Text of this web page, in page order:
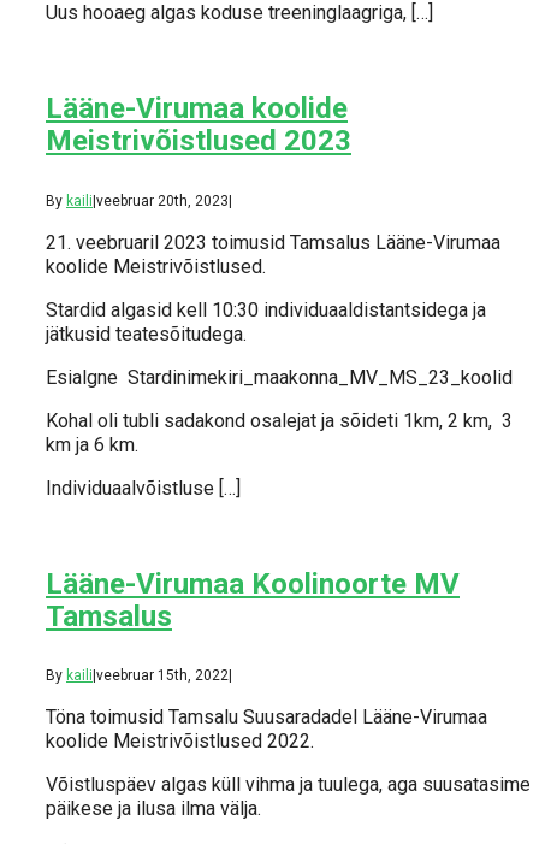
Uus hooaeg algas koduse treeninglaagriga, […]
Lääne-Virumaa koolide
Meistrivõistlused 2023
By kaili|veebruar 20th, 2023|
21. veebruaril 2023 toimusid Tamsalus Lääne-Virumaa
koolide Meistrivõistlused.
Stardid algasid kell 10:30 individuaaldistantsidega ja
jätkusid teatesõitudega.
Esialgne Stardinimekiri_maakonna_MV_MS_23_koolid
Kohal oli tubli sadakond osalejat ja sõideti 1km, 2 km, 3
km ja 6 km.
Individuaalvõistluse […]
Lääne-Virumaa Koolinoorte MV
Tamsalus
By kaili veebruar 15th, 2022
Töna toimusid Tamsalu Suusaradadel Lääne-Virumaa
koolide Meistrivõistlused 2022.
Võistluspäev algas küll vihma ja tuulega, aga suusatasime
päikese ja ilusa ilma välja.